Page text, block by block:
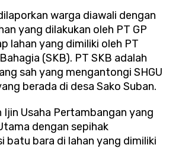
warga diawali dengan
yang dilakukan oleh PT GP
lahan yang dimiliki oleh PT
(SKB). PT SKB adalah
sah yang mengantongi SHGU
berada di desa Sako Suban.
Ijin Usaha Pertambangan yang
dengan sepihak
batu bara di lahan yang dimiliki